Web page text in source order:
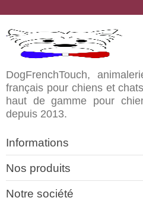
DogFrenchTouch,
français pour chiens et
haut de gamme pour
depuis 2013.
Informations
Nos produits
Notre société